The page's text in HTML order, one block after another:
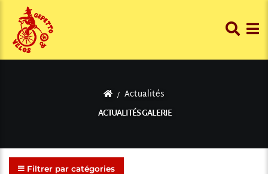
Actualités
ACTUALITÉS GALERIE
Filtrer par catégories